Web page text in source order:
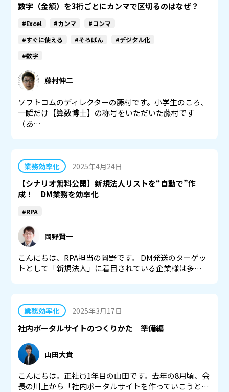
数字（金額）を3桁ごとにカンマで区切るのはなぜ？
#Excel #カンマ
#コンマ
#すぐに使える
#そろばん
#デジタル化
#数字
藤村伸二
ソフトコムのディレクターの藤村です。小学生のころ、
一瞬だけ【算数博士】の称号をいただいた藤村です
（あ…
業務効率化 2025年4月24日
【シナリオ無料公開】新規法人リストを“自動で”作
成！ DM業務を効率化
#RPA
岡野賢一
こんにちは、RPA担当の岡野です。 DM発送のターゲッ
トとして「新規法人」に着目されている企業様は多…
業務効率化 2025年3月17日
社内ポータルサイトのつくりかた 準備編
山田大貴
こんにちは。正社員1年目の山田です。去年の8月頃、会
長の川上から「社内ポータルサイトを作っていこうと…